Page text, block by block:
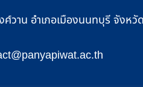
วาน อำเภอเมืองนนทบุรี จังหวัด